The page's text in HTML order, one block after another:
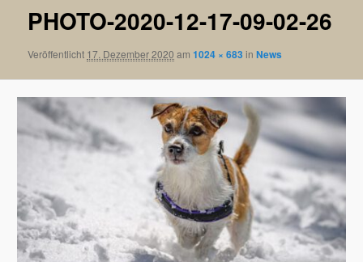
PHOTO-2020-12-17-09-02-26
Veröffentlicht 17. Dezember 2020 am1024 × 683 inNews